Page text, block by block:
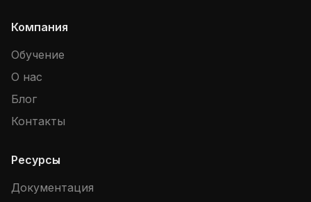
Компания
Обучение
О нас
Блог
Контакты
Ресурсы
Документация